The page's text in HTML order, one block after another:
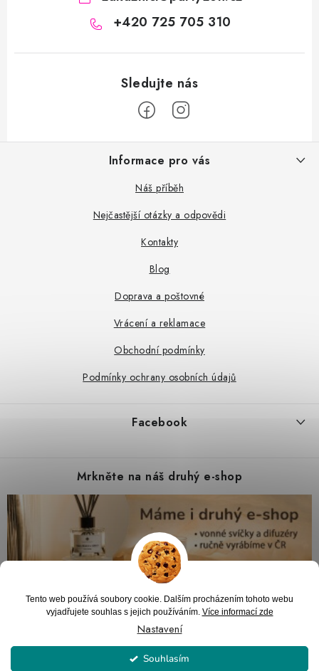
Tento web používá soubory cookie. Dalším procházením tohoto webu
vyjadřujete souhlas s jejich používáním. Více informací zde
Nastavení
Souhlasím
+420 725 705 310
Z
Informace pro vás
Náš příběh
Nejčastější otázky a odpovědi
Kontakty
Blog
Doprava a poštovné
Vrácení a reklamace
Obchodní podmínky
Podmínky ochrany osobních údajů
Facebook
Mrkněte na náš druhý e-shop
. Všechna práva vyhrazena.